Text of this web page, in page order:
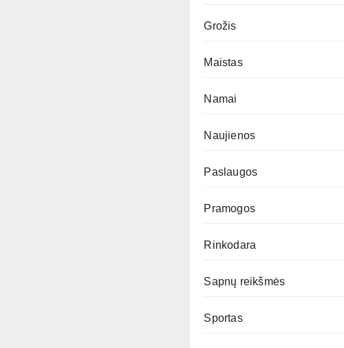
Grožis
Maistas
Namai
Naujienos
Paslaugos
Pramogos
Rinkodara
Sapnų reikšmės
Sportas